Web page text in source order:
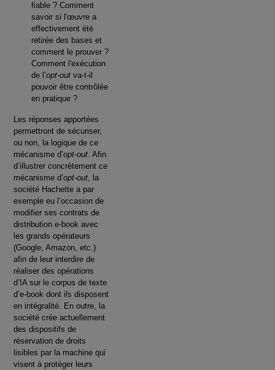
fiable ? Comment
savoir si l'œuvre a
effectivement été
retirée des bases et
comment le prouver ?
Comment l'exécution
de l’opt-out va-t-il
pouvoir être contrôlée
en pratique ?
Les réponses apportées
permettront de sécuriser,
ou non, la logique de ce
mécanisme d’opt-out . Afin
d’illustrer concrètement ce
mécanisme d’opt-out , la
société Hachette a par
exemple eu l’occasion de
modifier ses contrats de
distribution e-book avec
les grands opérateurs
(Google, Amazon, etc.)
afin de leur interdire de
réaliser des opérations
d’IA sur le corpus de texte
d’e-book dont ils disposent
en intégralité. En outre, la
société crée actuellement
des dispositifs de
réservation de droits
lisibles par la machine qui
visent à protéger leurs